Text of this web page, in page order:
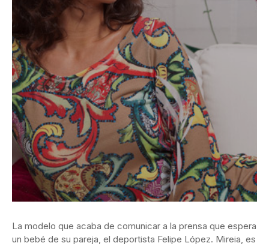
La modelo que acaba de comunicar a la prensa que espera
un bebé de su pareja, el deportista Felipe López. Mireia, es